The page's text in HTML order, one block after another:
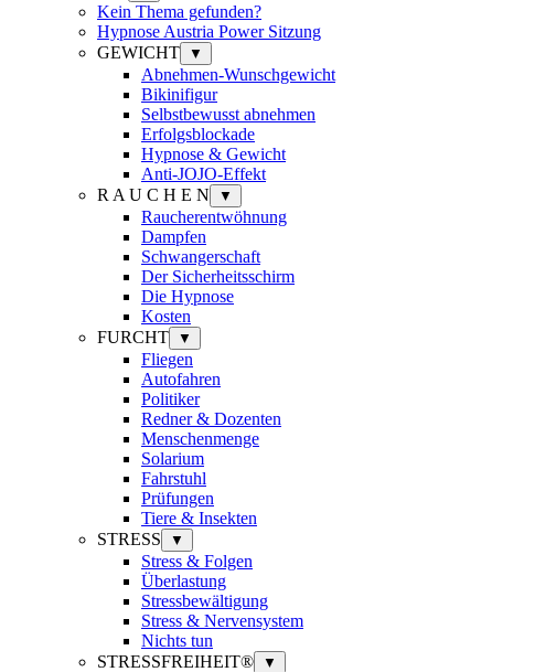
Kein Thema gefunden?
Hypnose Austria Power Sitzung
GEWICHT
▼
Abnehmen-Wunschgewicht
Bikinifigur
Selbstbewusst abnehmen
Erfolgsblockade
Hypnose & Gewicht
Anti-JOJO-Effekt
R A U C H E N
▼
Raucherentwöhnung
Dampfen
Schwangerschaft
Der Sicherheitsschirm
Die Hypnose
Kosten
FURCHT
▼
Fliegen
Autofahren
Politiker
Redner & Dozenten
Menschenmenge
Solarium
Fahrstuhl
Prüfungen
Tiere & Insekten
STRESS
▼
Stress & Folgen
Überlastung
Stressbewältigung
Stress & Nervensystem
Nichts tun
STRESSFREIHEIT®
▼